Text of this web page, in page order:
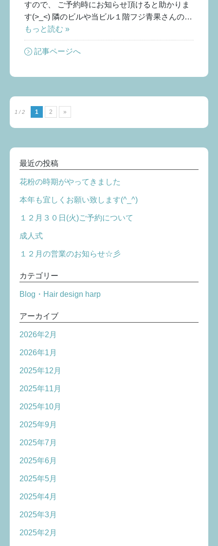
すので、 ご予約時にお知らせ頂けると助かりま
す(>_<) 隣のビルや当ビル１階フジ青果さんの…
もっと読む »
記事ページへ
1 / 2 1 2 »
最近の投稿
花粉の時期がやってきました
本年も宜しくお願い致します(^_^)
１２月３０日(火)ご予約について
成人式
１２月の営業のお知らせ☆彡
カテゴリー
Blog・Hair design harp
アーカイブ
2026年2月
2026年1月
2025年12月
2025年11月
2025年10月
2025年9月
2025年7月
2025年6月
2025年5月
2025年4月
2025年3月
2025年2月